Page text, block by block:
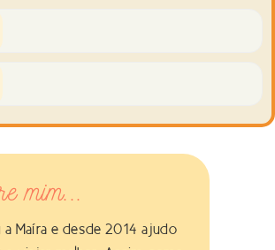
mim...